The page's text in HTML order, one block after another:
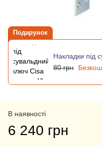
Подарунок
Накладки під
80 грн
В наявності
6 240 грн